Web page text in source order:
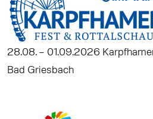
28.08. – 01.09.2026
Bad Griesbach